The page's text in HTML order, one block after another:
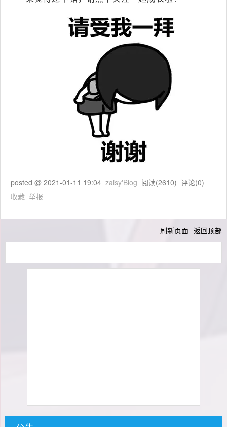
posted @ 2021-01-11 19:04 zaisy'Blog 阅读(2610) 评论(0)
收藏 举报
刷新页面 返回顶部